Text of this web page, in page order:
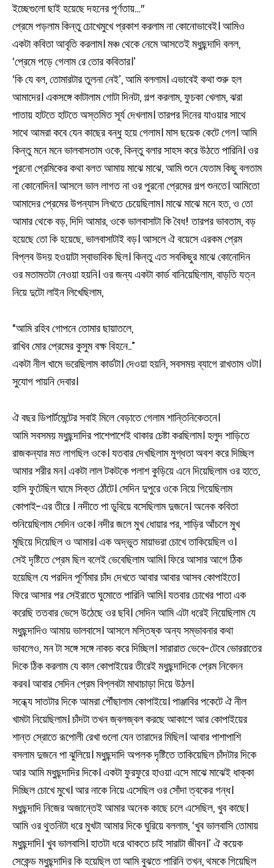
ইচ্ছেগুলো ছাই হয়েছে দহনের পূর্ণতায়…″
প্রেমে পড়লাম কিন্তু চোখেমুখে প্রকাশ করলাম না কোনোভাবেই। আমিও
একটা কবিতা আবৃতি করলাম। মঞ্চ থেকে নেমে আসতেই মধুছন্দাদি বলল,
‘প্রেমে পড়ে গেলাম রে তোর কবিতার।’
‘কি যে বল, তোমারটার তুলনা নেই’, আমি বললাম। এভাবেই কথা শুরু হল
আমাদের। একসঙ্গে কাটালাম গোটা দিনটা, গল্প করলাম, ফুচকা খেলাম, ঝরা
পাতায় হাটতে হাটতে অস্তমিত সূর্য দেখলাম। তারপর দিনের যাওয়ার সাথে
সাথে আমরা কবে যেন কাছের বন্ধু হয়ে গেলাম। মাস ছয়েক কেটে গেল। আমি
কিন্তু মনে মনে ভালবাসতাম ওকে, কিন্তু বলার সাহস করে উঠতে পারিনি। ওর
পুরনো প্রেমিকের কথা বলত আমায় মাঝে মাঝে, আমি শুনে যেতাম কিছু বলতাম
না কোনোদিন। আসলে ভাল লাগত না ওর পুরনো প্রেমের গল্প শুনতে। আমিতো
আমাদের প্রেমের উপন্যাস লিখতে চেয়েছিলাম। মাঝে মাঝে মনে হত, ও তো
আমার থেকে বড়, দিদি আমার, ওকে ভালবাসাটা কি বৈধ! তারপর ভাবতাম, বড়
হয়েছে তো কি হয়েছে, ভালবাসাটাই বড়। আসলে ঐ বয়েসে এরকম প্রেম
বিপ্লব উদয় হওয়াটা স্বাভাবিক ছিল। কিন্তু এত সবকিছুর মাঝে কোনোদিন
ওর মতামতটা নেওয়া হয়নি। ওর জন্য একটা কার্ড বানিয়েছিলাম, বাড়তি যত্ন
নিয়ে দুটো লাইন লিখেছিলাম,
“আমি রহিব গোপনে তোমার ছায়াতলে,
রাখিব মোর প্রেমের কুসুম বক্ষ বিহনে..”
একটা নীল খামে ভরেছিলাম কার্ডটা। দেওয়া হয়নি, সবসময় ব্যাগে রাখতাম ওটা।
সুযোগ পায়নি দেবার।
ঐ বছর ডিপার্টমেন্টের সবাই মিলে বেড়াতে গেলাম শান্তিনিকেতনে।
আমি সবসময় মধুছন্দাদির পাশেপাশেই থাকার চেষ্টা করছিলাম। হলুদ শাড়িতে
রাজকন্যার মত লাগছিল ওকে। যতবার দেখছিলাম মুগ্ধতা অবশ করে দিচ্ছিল
আমার শরীর মন। একটা লাল টকটকে পলাশ কুড়িয়ে এনে দিয়েছিলাম ওর হাতে,
হাসি ফুটেছিল ঘামে সিক্ত ঠোঁটে। সেদিন দুপুরে ওকে নিয়ে গিয়েছিলাম
কোপাই-এর তীরে । নদীতে পা ডুবিয়ে বসেছিলাম দুজনে। অনেক কবিতা
শুনিয়েছিলাম সেদিন ওকে। নদীর জলে মুখ ধোয়ার পর, শাড়ির আঁচলে মুখ
মুছিয়ে দিয়েছিল ও আমার। এক অদ্ভুত মায়াভরা চোখে তাকিয়েছিল ও।
সেই দৃষ্টিতে প্রেম ছিল বলেই ভেবেছিলাম আমি। ফিরে আসার আগে ঠিক
হয়েছিল যে পরদিন পূর্ণিমার চাঁদ দেখতে আবার আবার আসব কোপাইতে।
ফিরে আসার পর সেইরাতে ঘুমোতে পারিনি আমি। যতবার চোখের পাতা এক
করেছি ততবার ভেসে উঠেছে ওর ছবি। সেদিন আমি এটা ধরেই নিয়েছিলাম যে
মধুছন্দাদিও আমায় ভালবাসে। আসলে মস্তিষ্ক অন্য সম্ভাবনার কথা
ভাবলেও, মন টা সঙ্গে সঙ্গে নাকচ করে দিচ্ছিল। সারারাত ভেবে-টেবে ভোররাতের
দিকে ঠিক করলাম যে কাল কোপাইয়ের তীরেই মধুছন্দাদিকে প্রেম নিবেদন
করব। আবার সেদিন প্রেম বিপ্লবটা মাথাচাড়া দিয়ে উঠল।
সন্ধ্যে সাতটার দিকে আমরা পৌঁছালাম কোপাইয়ে। পাঞ্জাবির পকেটে ঐ নীল
খামটা নিয়েছিলাম। চাঁদটা তখন জ্বলজ্বল করছে আকাশে আর কোপাইয়ের
শান্ত স্রোতে রূপোলী রেখা গুলো যেন তারাদের মিছিল। আবার পাশাপাশি
বসলাম দুজনে পা ঝুলিয়ে। মধুছন্দাদি অপলক দৃষ্টিতে তাকিয়েছিল চাঁদটার দিকে
আর আমি মধুছন্দাদির দিকে। একটা ফুরফুরে হাওয়া এসে মাঝে মাঝেই ধাক্কা
দিচ্ছিল চোখে মুখে। আর নাকে নিয়ে এসেছিল ওর সোঁদা ত্বকের গন্ধ।
মধুছন্দাদি নিজের অজান্তেই আমার অনেক কাছে চলে এসেছিল, খুব কাছে।
আমি ওর থুতনিটা ধরে মুখটা আমার দিকে ঘুরিয়ে বললাম, ‘খুব ভালবাসি তোমায়
মধুছন্দাদি। খুব ভালবাসি। হাতটা ধরে থাকতে চাই সারাটা জীবন।’ ঐ কয়েক
সেকেন্ড মধুছন্দাদির কি হয়েছিল তা আমি বুঝতে পারিনি তখন, থমকে গিয়েছিল